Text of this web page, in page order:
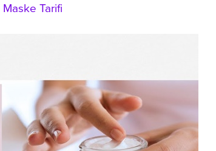
Tarifi